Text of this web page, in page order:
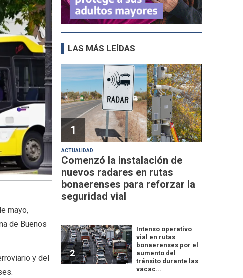
mayo,
de Buenos
y del
LAS MÁS LEÍDAS
1
ACTUALIDAD
Comenzó la instalación de
nuevos radares en rutas
bonaerenses para reforzar la
seguridad vial
2
Intenso operativo
vial en rutas
bonaerenses por el
aumento del
tránsito durante las
vacac...